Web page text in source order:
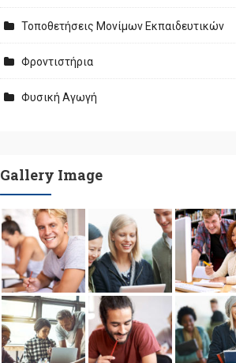
Τοποθετήσεις Μονίμων Εκπαιδευτικών
Φροντιστήρια
Φυσική Αγωγή
Gallery Image